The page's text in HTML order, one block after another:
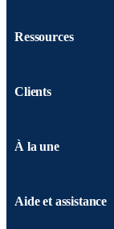
Ressources
Clients
À la une
Aide et assistance